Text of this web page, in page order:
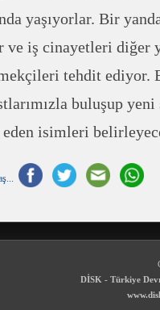
yaşıyorlar. Bir
ve iş cinayetleri diğer
tehdit ediyor.
buluşup
isimleri
DİSK - Türkiye